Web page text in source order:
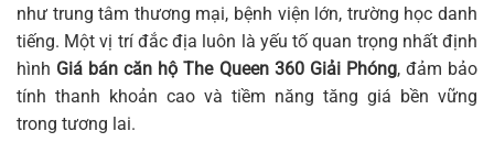
như trung tâm thương mại, bệnh viện lớn, trường học danh
tiếng. Một vị trí đắc địa luôn là yếu tố quan trọng nhất định
hình Giá bán căn hộ The Queen 360 Giải Phóng, đảm bảo
tính thanh khoản cao và tiềm năng tăng giá bền vững
trong tương lai.